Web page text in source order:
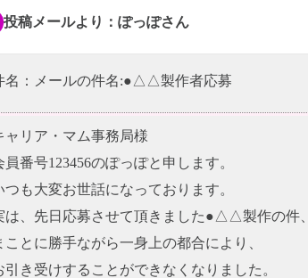
投稿メールより：ぽっぽさん
名：メールの件名:●△△製作者応募
ャリア・マム事務局様
員番号123456のぽっぽと申します。
つも大変お世話になっております。
は、先日応募させて頂きました●△△製作の件、
ことに勝手ながら一身上の都合により、
引き受けすることができなくなりました。